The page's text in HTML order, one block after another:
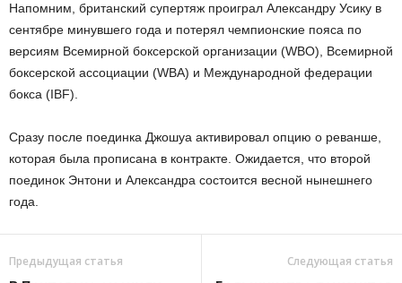
Напомним, британский супертяж проиграл Александру Усику в
сентябре минувшего года и потерял чемпионские пояса по
версиям Всемирной боксерской организации (WBO), Всемирной
боксерской ассоциации (WBA) и Международной федерации
бокса (IBF).
Сразу после поединка Джошуа активировал опцию о реванше,
которая была прописана в контракте. Ожидается, что второй
поединок Энтони и Александра состоится весной нынешнего
года.
Предыдущая статья Следующая статья